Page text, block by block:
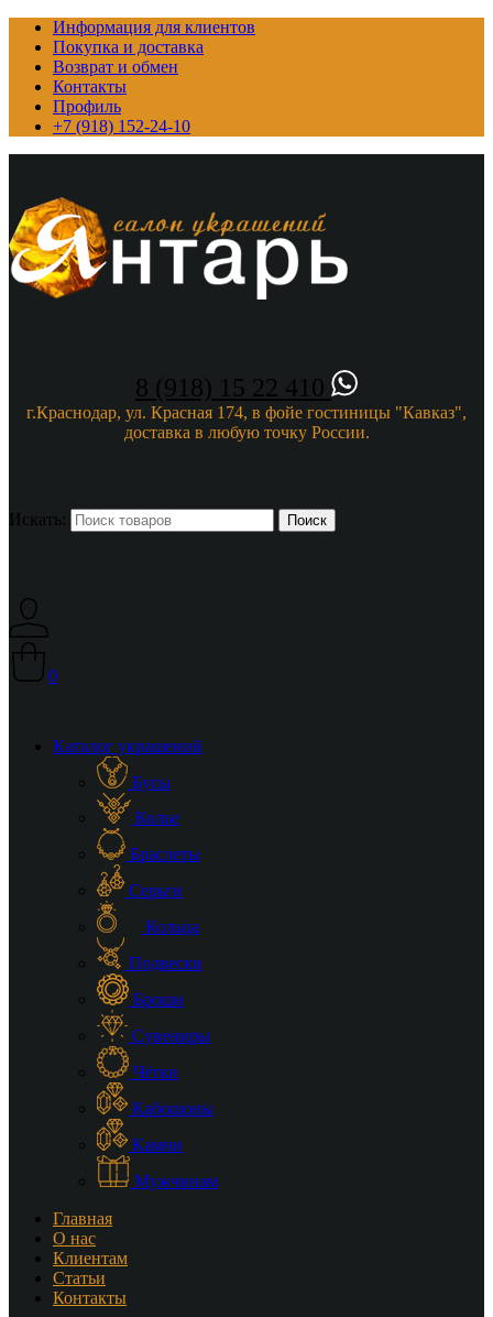
Информация для клиентов
Покупка и доставка
Возврат и обмен
Контакты
Профиль
+7 (918) 152-24-10
8 (918) 15 22 410
г.Краснодар, ул. Красная 174, в фойе гостиницы "Кавказ",
доставка в любую точку России.
Искать:
0
Каталог украшений
Бусы
Колье
Браслеты
Серьги
Кольца
Подвески
Броши
Сувениры
Чётки
Кабошоны
Камни
Мужчинам
Главная
О нас
Клиентам
Статьи
Контакты